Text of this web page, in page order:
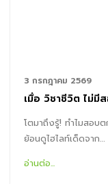
3 กรกฎาคม 2569
เมื่อ วิชาชีวิต ไม่มี
โตมาถึงรู้! ทำไมสอบ
ย้อนดูไฮไลท์เด็ดจาก…
อ่านต่อ...